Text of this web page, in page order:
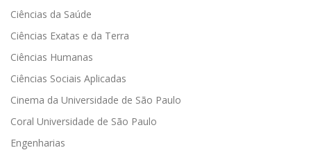
Ciências da Saúde
Ciências Exatas e da Terra
Ciências Humanas
Ciências Sociais Aplicadas
Cinema da Universidade de São Paulo
Coral Universidade de São Paulo
Engenharias